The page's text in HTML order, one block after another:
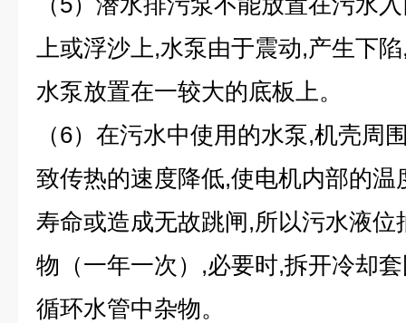
上或浮沙上,水泵由于震动,产生下
水泵放置在一较大的底板上。
（6）在污水中使用的水泵,机壳周
致传热的速度降低,使电机内部的
寿命或造成无故跳闸,所以污水液
物（一年一次）,必要时,拆开冷却
循环水管中杂物。